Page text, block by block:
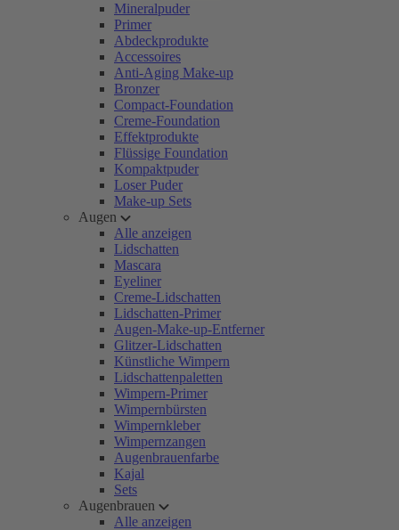
Mineralpuder
Primer
Abdeckprodukte
Accessoires
Anti-Aging Make-up
Bronzer
Compact-Foundation
Creme-Foundation
Effektprodukte
Flüssige Foundation
Kompaktpuder
Loser Puder
Make-up Sets
Augen
Alle anzeigen
Lidschatten
Mascara
Eyeliner
Creme-Lidschatten
Lidschatten-Primer
Augen-Make-up-Entferner
Glitzer-Lidschatten
Künstliche Wimpern
Lidschattenpaletten
Wimpern-Primer
Wimpernbürsten
Wimpernkleber
Wimpernzangen
Augenbrauenfarbe
Kajal
Sets
Augenbrauen
Alle anzeigen